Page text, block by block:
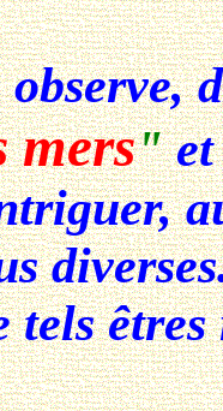
mers"et
tels